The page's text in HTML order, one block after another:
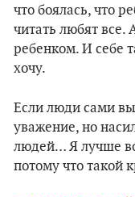
что боялась, что
читать любят все.
ребенком. И себе
хочу.
Если люди сами
уважение, но
людей… Я лучше
потому что такой